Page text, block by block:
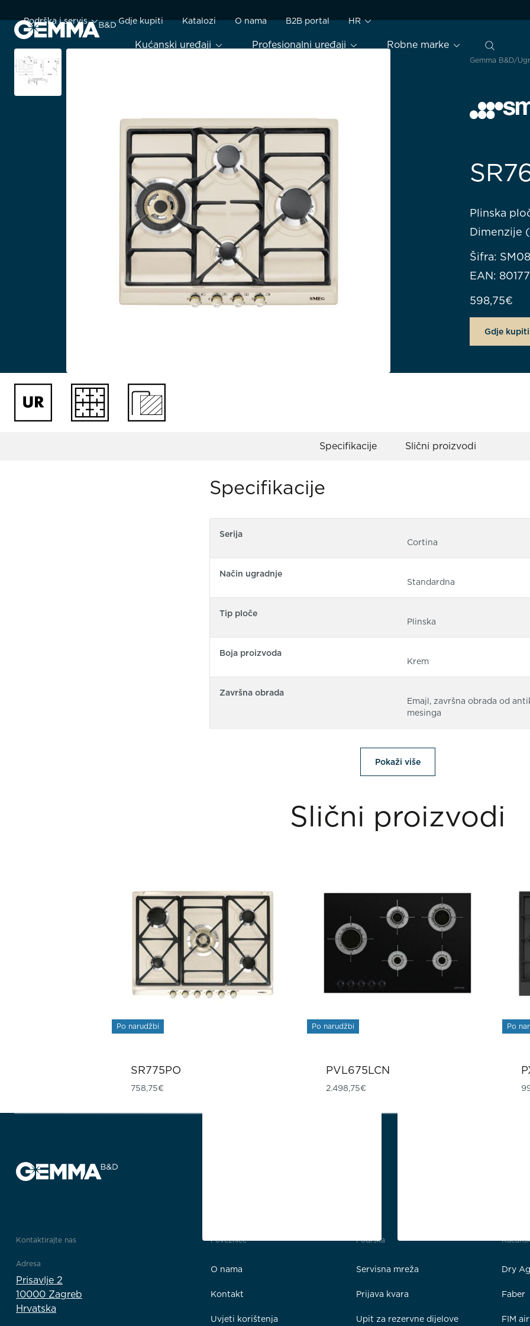
Kućanski uređaji Profesionalni uređaji Robne marke
Podrška i servis Gdje kupiti Katalozi O nama B2B portal HR
Gemma B&D
Plinska
Dimenzije
Šifra:
EAN:
598,75€
Gdje kupiti
Specifikacije Slični proizvodi
Specifikacije
Serija
Cortina
Način ugradnje
Standardna
Tip ploče
Plinska
Boja proizvoda
Krem
Završna obrada
Emajl, završna obrada od
mesinga
Pokaži više
Slični proizvodi
Po narudžbi
SR775PO
758,75€
Po narudžbi
PVL675LCN
2.498,75€
Po
Kontaktirajte nas
Adresa
Prisavlje 2
10000 Zagreb
Hrvatska
Poveznice
O nama
Kontakt
Uvjeti korištenja
Podrška
Servisna mreža
Prijava kvara
Upit za rezervne dijelove
Dry
Faber
FIM